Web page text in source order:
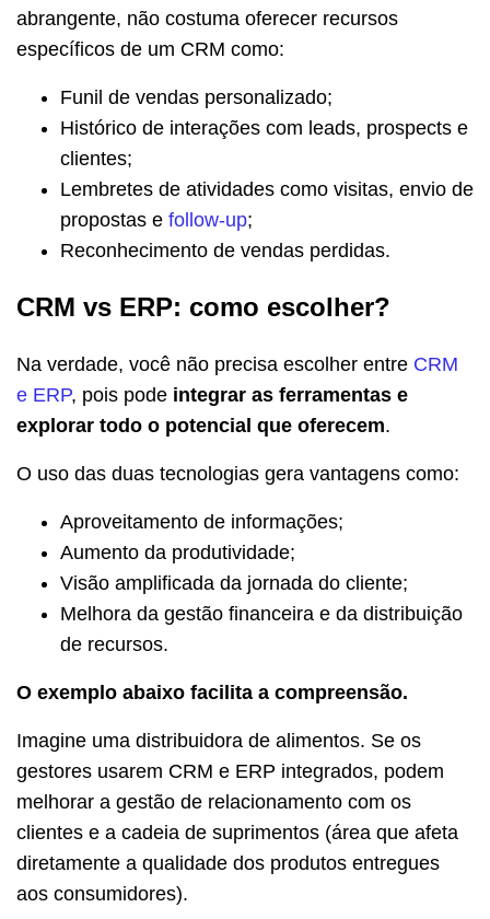
abrangente, não costuma oferecer recursos
específicos de um CRM como:
Funil de vendas personalizado;
Histórico de interações com leads, prospects e
clientes;
Lembretes de atividades como visitas, envio de
propostas e follow-up;
Reconhecimento de vendas perdidas.
CRM vs ERP: como escolher?
Na verdade, você não precisa escolher entre CRM
e ERP, pois pode integrar as ferramentas e
explorar todo o potencial que oferecem.
O uso das duas tecnologias gera vantagens como:
Aproveitamento de informações;
Aumento da produtividade;
Visão amplificada da jornada do cliente;
Melhora da gestão financeira e da distribuição
de recursos.
O exemplo abaixo facilita a compreensão.
Imagine uma distribuidora de alimentos. Se os
gestores usarem CRM e ERP integrados, podem
melhorar a gestão de relacionamento com os
clientes e a cadeia de suprimentos (área que afeta
diretamente a qualidade dos produtos entregues
aos consumidores).